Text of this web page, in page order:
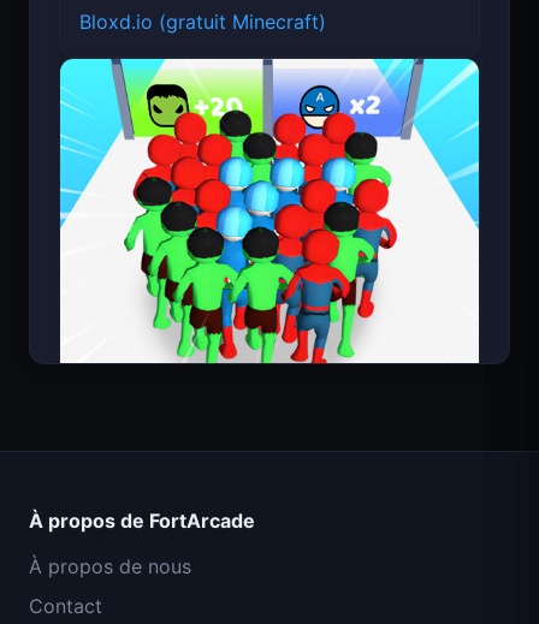
Bloxd.io (gratuit Minecraft)
À propos de FortArcade
À propos de nous
Contact